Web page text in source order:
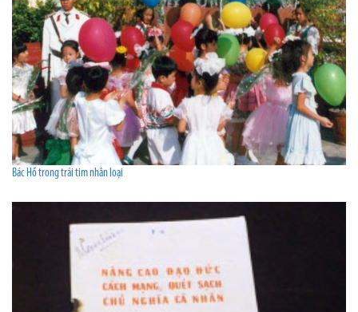
Bác Hồ trong trái tim nhân loại